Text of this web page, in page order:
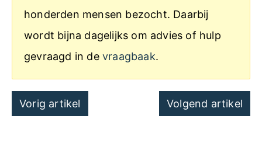
honderden mensen bezocht. Daarbij
wordt bijna dagelijks om advies of hulp
gevraagd in de vraagbaak.
Post
navigation
Vorig artikel Volgend artikel